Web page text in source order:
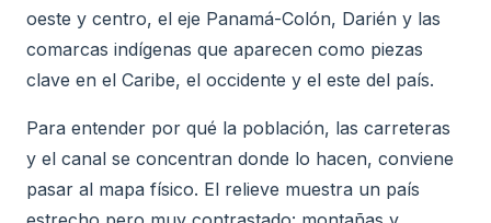
oeste y centro, el eje Panamá-Colón, Darién y las
comarcas indígenas que aparecen como piezas
clave en el Caribe, el occidente y el este del país.
Para entender por qué la población, las carreteras
y el canal se concentran donde lo hacen, conviene
pasar al mapa físico. El relieve muestra un país